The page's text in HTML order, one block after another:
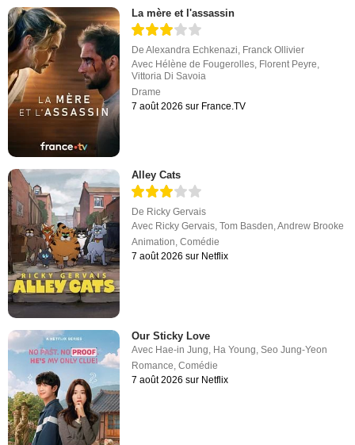
La mère et l'assassin
DeAlexandra Echkenazi, Franck Ollivier
Avec Hélène de Fougerolles, Florent Peyre,
Vittoria Di Savoia
Drame
7 août 2026 sur France.TV
Alley Cats
De Ricky Gervais
Avec Ricky Gervais ,Tom Basden ,Andrew Brooke
Animation ,Comédie
7 août 2026 sur Netflix
Our Sticky Love
Avec Hae-in Jung, Ha Young,Seo Jung-Yeon
Romance,Comédie
7 août 2026 sur Netflix